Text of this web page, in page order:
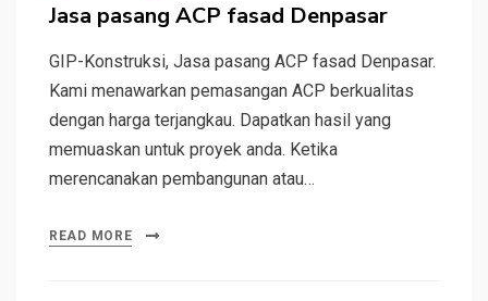
Jasa pasang ACP fasad Denpasar
GIP-Konstruksi, Jasa pasang ACP fasad Denpasar.
Kami menawarkan pemasangan ACP berkualitas
dengan harga terjangkau. Dapatkan hasil yang
memuaskan untuk proyek anda. Ketika
merencanakan pembangunan atau…
READ MORE